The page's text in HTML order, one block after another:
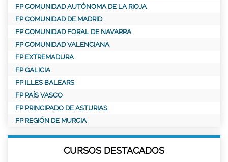
FP COMUNIDAD AUTÓNOMA DE LA RIOJA
FP COMUNIDAD DE MADRID
FP COMUNIDAD FORAL DE NAVARRA
FP COMUNIDAD VALENCIANA
FP EXTREMADURA
FP GALICIA
FP ILLES BALEARS
FP PAÍS VASCO
FP PRINCIPADO DE ASTURIAS
FP REGIÓN DE MURCIA
CURSOS DESTACADOS